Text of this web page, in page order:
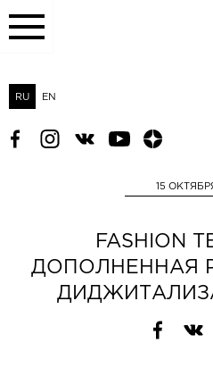
RU EN
15
FASHION
ДОПОЛНЕННАЯ